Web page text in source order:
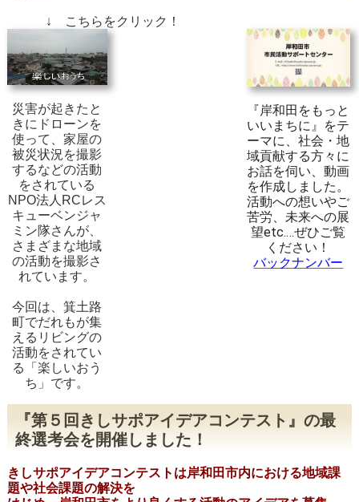
↓ こちらをクリック！
災害が起きたと
きにドローンを
使って、家屋の
被災状況を撮影
するなどの活動
をされている
NPO法人RCレス
キューベンジャ
ミン隊さんが、
さまざまな地域
の活動を撮影さ
れています。
今回は、箕土路
町でだれもが集
えるリビングの
活動をされてい
る「楽しいおう
ち」です。
『岸和田をもっと
いいまちに』をテ
ーマに、社会・地
域貢献する方々に
お話を伺い、動画
を作成しました。
活動への想いやご
苦労、未来への展
望etc.…ぜひご覧
ください！
バックナンバー
『第５回きしサポアイデアコンテスト』の最
終選考会を開催しました！
きしサポアイデアコンテストは岸和田市内における地域課
題や社会課題の解決を